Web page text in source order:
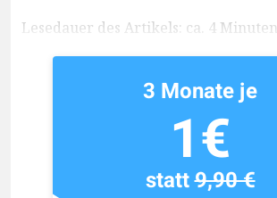
Lesedauer des Artikels: ca. 4 Minuten
3 Monate je
1€
statt9,90 €